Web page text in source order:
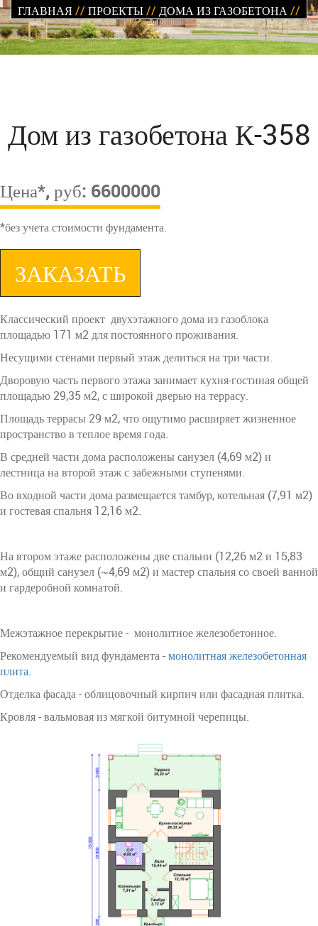
ГЛАВНАЯ// ПРОЕКТЫ// ДОМА ИЗ ГАЗОБЕТОНА//
Дом из газобетона К-358
Цена*, руб: 6600000
*без учета стоимости фундамента.
ЗАКАЗАТЬ
Классический проект двухэтажного дома из газоблока
площадью 171 м2 для постоянного проживания.
Несущими стенами первый этаж делиться на три части.
Дворовую часть первого этажа занимает кухня-гостиная общей
площадью 29,35 м2, с широкой дверью на террасу.
Площадь террасы 29 м2, что ощутимо расширяет жизненное
пространство в теплое время года.
В средней части дома расположены санузел (4,69 м2) и
лестница на второй этаж с забежными ступенями.
Во входной части дома размещается тамбур, котельная (7,91 м2)
и гостевая спальня 12,16 м2.
На втором этаже расположены две спальни (12,26 м2 и 15,83
м2), общий санузел (~4,69 м2) и мастер спальня со своей ванной
и гардеробной комнатой.
Межэтажное перекрытие - монолитное железобетонное.
Рекомендуемый вид фундамента -монолитная железобетонная
плита.
Отделка фасада - облицовочный кирпич или фасадная плитка.
Кровля - вальмовая из мягкой битумной черепицы.